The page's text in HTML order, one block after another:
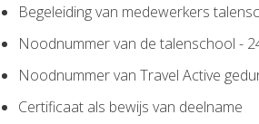
Begeleiding van medewerkers
Noodnummer van de talenschool -
Noodnummer van Travel Active
Certificaat als bewijs van deelname